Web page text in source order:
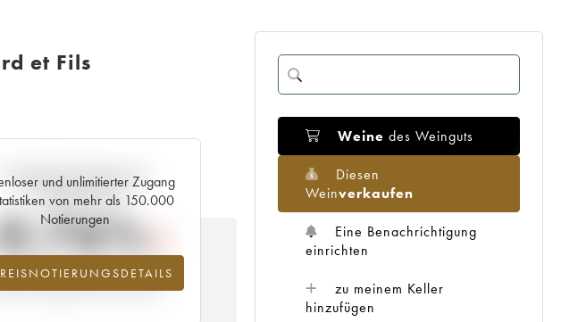
et Fils
und unlimitierter Zugang
von mehr als 150.000
Notierungen
Aktuelle Entwicklung der
Preisnotierung
des Jahrgangs 2016 im Jahr
im Vergleich zum Jahr 2025
Weine des Weinguts
Diesen
Weinverkaufen
Eine Benachrichtigung
einrichten
zu meinem Keller
hinzufügen